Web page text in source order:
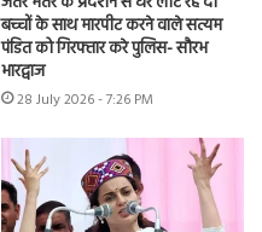
बच्चों के साथ मारपीट करने वाले सत्यम
पंडित को गिरफ्तार करे पुलिस- सौरभ
भारद्वाज
28 July 2026 - 7:26 PM